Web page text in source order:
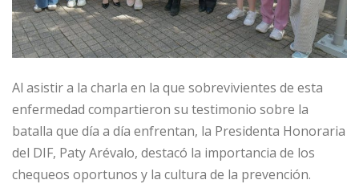
Al asistir a la charla en la que sobrevivientes de esta
enfermedad compartieron su testimonio sobre la
batalla que día a día enfrentan, la Presidenta Honoraria
del DIF, Paty Arévalo, destacó la importancia de los
chequeos oportunos y la cultura de la prevención.